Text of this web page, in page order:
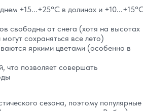
+15...+25°C в долинах и
свободны от снега (хотя на высотах
сохраняться все лето)
яркими цветами (особенно в
что позволяет совершать
сезона, поэтому популярные